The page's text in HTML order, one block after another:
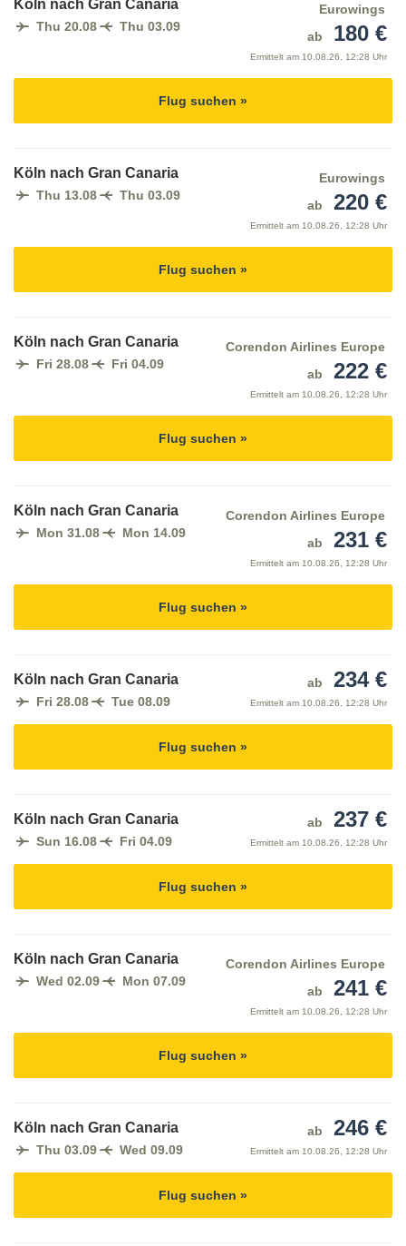
Köln nach Gran Canaria
Thu 20.08 Thu 03.09
Eurowings
ab
180 €
Ermittelt am 10.08.26, 12:28 Uhr
Flug suchen »
Köln nach Gran Canaria
Thu 13.08 Thu 03.09
Eurowings
ab
220 €
Ermittelt am 10.08.26, 12:28 Uhr
Flug suchen »
Köln nach Gran Canaria
Fri 28.08 Fri 04.09
Corendon Airlines Europe
ab
222 €
Ermittelt am 10.08.26, 12:28 Uhr
Flug suchen »
Köln nach Gran Canaria
Mon 31.08 Mon 14.09
Corendon Airlines Europe
ab
231 €
Ermittelt am 10.08.26, 12:28 Uhr
Flug suchen »
Köln nach Gran Canaria
Fri 28.08 Tue 08.09
ab 234 €
Ermittelt am 10.08.26, 12:28 Uhr
Flug suchen »
Köln nach Gran Canaria
Sun 16.08 Fri 04.09
ab 237 €
Ermittelt am 10.08.26, 12:28 Uhr
Flug suchen »
Köln nach Gran Canaria
Wed 02.09 Mon 07.09
Corendon Airlines Europe
ab
241 €
Ermittelt am 10.08.26, 12:28 Uhr
Flug suchen »
Köln nach Gran Canaria
Thu 03.09 Wed 09.09
ab 246 €
Ermittelt am 10.08.26, 12:28 Uhr
Flug suchen »